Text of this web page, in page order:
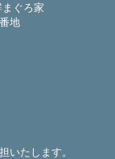
ぐろ家
地
いたします。